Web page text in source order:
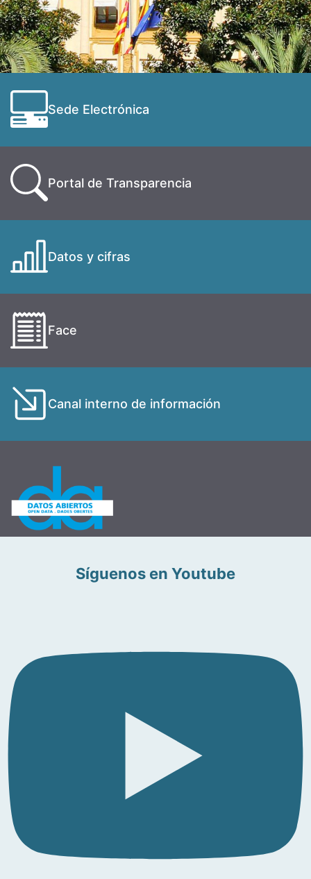
Sede Electrónica
Portal de Transparencia
Datos y cifras
Face
Canal interno de información
Síguenos en Youtube